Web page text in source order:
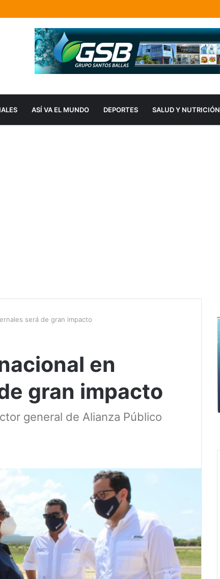
ASÍ VA EL MUNDO DEPORTES SALUD Y NUTRICIÓN
será de gran impacto
en
gran impacto
general de Alianza Público